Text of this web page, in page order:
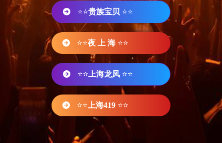
⭐⭐贵族宝贝 ⭐⭐
⭐⭐夜 上 海 ⭐⭐
⭐⭐ 上海龙凤 ⭐⭐
⭐⭐ 上海419 ⭐⭐